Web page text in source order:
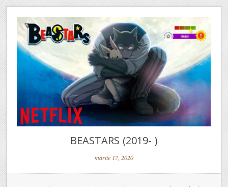
BEASTARS (2019- )
martie 17, 2020